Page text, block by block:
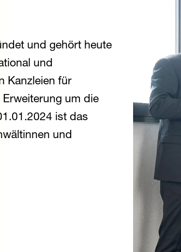
und gehört heute
und
Kanzleien für
um die
ist das
und